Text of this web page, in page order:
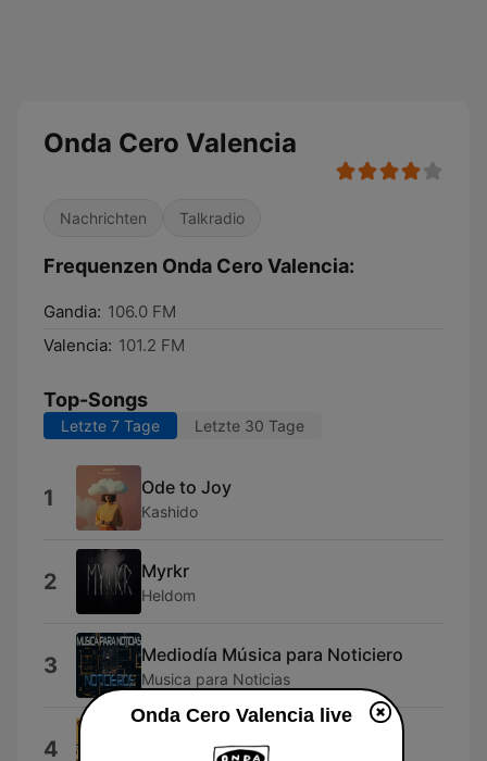
Onda Cero Valencia
Nachrichten Talkradio
Frequenzen Onda Cero Valencia:
Gandia: 106.0 FM
Valencia: 101.2 FM
Top-Songs
Letzte 7 Tage Letzte 30 Tage
1 Ode to Joy
Kashido
2 Myrkr
Heldom
3 Mediodía Música para Noticiero
Musica para Noticias
4
Onda Cero Valencia live